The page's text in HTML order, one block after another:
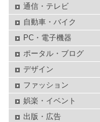
通信・テレビ
自動車・バイク
PC・電子機器
ポータル・ブログ
デザイン
ファッション
娯楽・イベント
出版・広告